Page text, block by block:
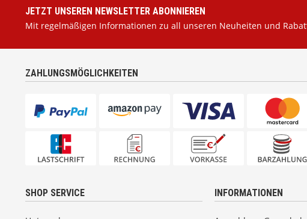
JETZT UNSEREN NEWSLETTER ABONNIEREN
Mit regelmäßigen Informationen zu all unseren Neuheiten und
ZAHLUNGSMÖGLICHKEITEN
SHOP SERVICE INFORMATIONEN